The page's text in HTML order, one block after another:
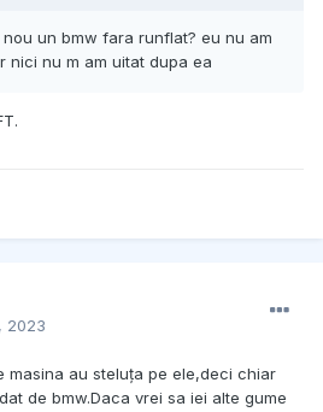
un bmw fara runflat? eu nu am
nici nu m am uitat dupa ea
2023
masina au steluța pe ele,deci chiar
de bmw.Daca vrei sa iei alte gume